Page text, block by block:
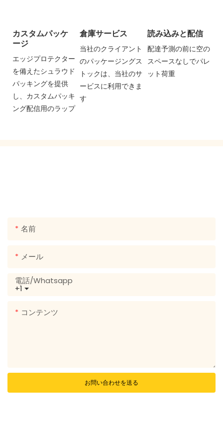
カスタムパッケ
ージ
エッジプロテクター
を備えたシュラウド
パッキングを提供
し、カスタムパッキ
ング配信用のラップ
倉庫サービス
当社のクライアント
のパッケージングス
トックは、当社のサ
ービスに利用できま
す
読み込みと配信
配達予測の前に空の
スペースなしでパレ
ット荷重
名前
メール
+1
電話/whatsapp
コンテンツ
お問い合わせを送る